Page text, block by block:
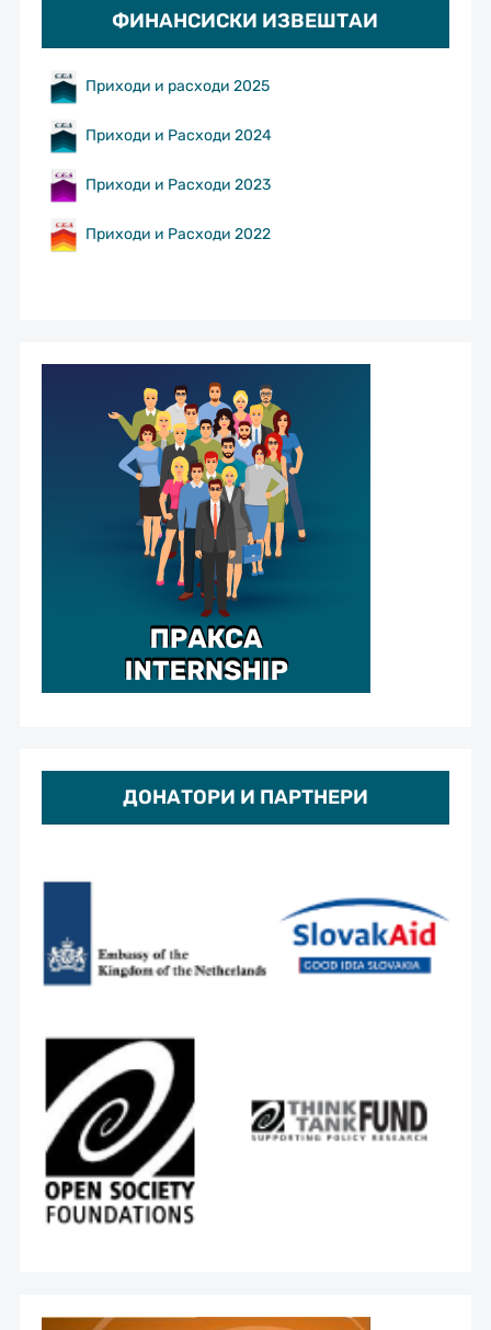
ФИНАНСИСКИ ИЗВЕШТАИ
Приходи и расходи 2025
Приходи и Расходи 2024
Приходи и Расходи 2023
Приходи и Расходи 2022
ДОНАТОРИ И ПАРТНЕРИ